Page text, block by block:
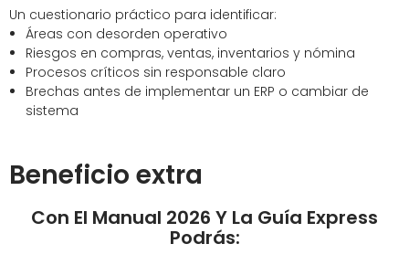
Un cuestionario práctico para identificar:
Áreas con desorden operativo
Riesgos en compras, ventas, inventarios y nómina
Procesos críticos sin responsable claro
Brechas antes de implementar un ERP o cambiar de
sistema
Beneficio extra
Con El Manual 2026 Y La Guía Express
Podrás: